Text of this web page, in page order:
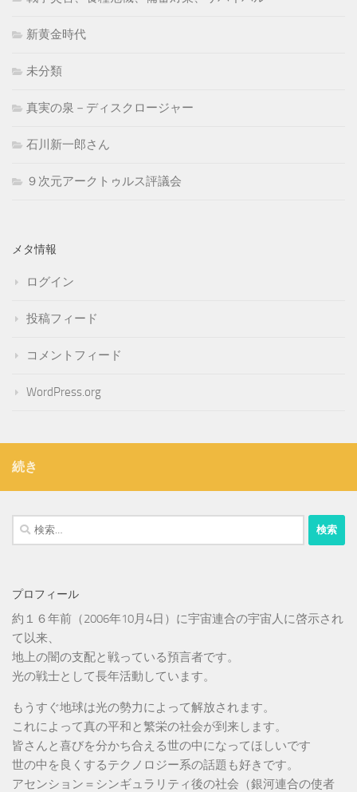
新黄金時代
未分類
真実の泉－ディスクロージャー
石川新一郎さん
９次元アークトゥルス評議会
メタ情報
ログイン
投稿フィード
コメントフィード
WordPress.org
続き
検
索:
プロフィール
約１６年前（2006年10月4日）に宇宙連合の宇宙人に啓示され
て以来、
地上の闇の支配と戦っている預言者です。
光の戦士として長年活動しています。
もうすぐ地球は光の勢力によって解放されます。
これによって真の平和と繁栄の社会が到来します。
皆さんと喜びを分かち合える世の中になってほしいです
世の中を良くするテクノロジー系の話題も好きです。
アセンション＝シンギュラリティ後の社会（銀河連合の使者